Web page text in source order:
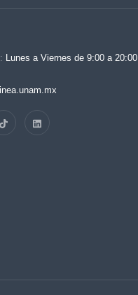
Lunes a Viernes de 9:00 a 20:00